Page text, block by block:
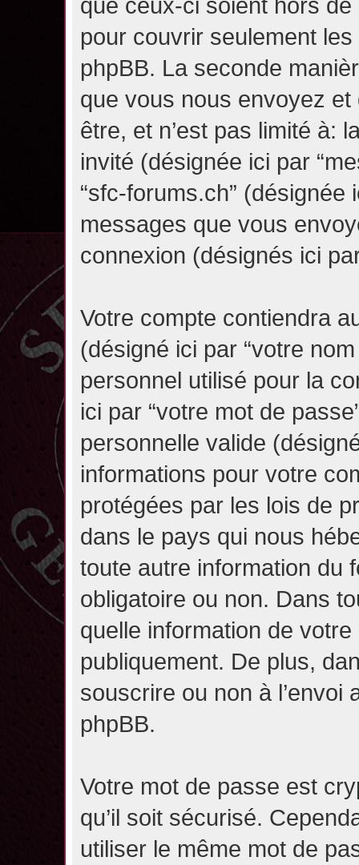
pour couvrir seulement
phpBB. La seconde
que vous nous envoyez
être, et n’est pas limité à:
invité (désignée ici par
“sfc-forums.ch” (désignée
messages que vous
connexion (désignés ici
Votre compte contiendra
(désigné ici par “votre
personnel utilisé pour la
ici par “votre mot de
personnelle valide
informations pour votre
protégées par les lois de
dans le pays qui nous
toute autre information du
obligatoire ou non. Dans
quelle information de
publiquement. De plus,
souscrire ou non à l’envoi
phpBB.
Votre mot de passe est
qu’il soit sécurisé.
utiliser le même mot de